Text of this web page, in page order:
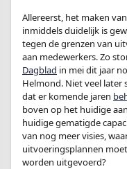
Allereerst, het maken
inmiddels duidelijk is
tegen de grenzen van
aan medewerkers. Zo
Dagblad in mei dit jaar
Helmond. Niet veel later
dat er komende jaren
boven op het huidige
huidige gematigde
van nog meer visies,
uitvoeringsplannen
worden uitgevoerd?